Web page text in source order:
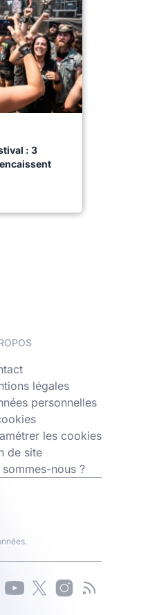
: 3
légales
personnelles
les cookies
de site
sommes-nous ?